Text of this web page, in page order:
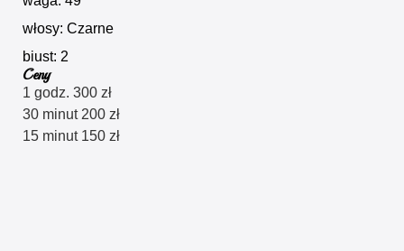
włosy: Czarne
biust: 2
Ceny
1 godz. 300 zł
30 minut 200 zł
15 minut 150 zł